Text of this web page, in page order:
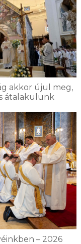
akkor újul meg,
átalakulunk
– 2026